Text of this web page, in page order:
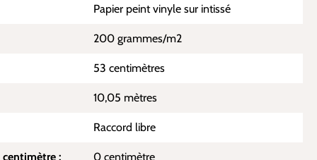
Papier peint vinyle sur intissé
200 grammes/m2
53 centimètres
10,05 mètres
Raccord libre
: 0 centimètre